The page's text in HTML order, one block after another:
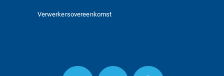
Verwerkersovereenkomst